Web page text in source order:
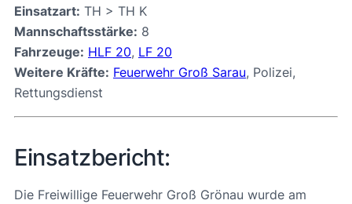
Einsatzart: TH > TH K
Mannschaftsstärke: 8
Fahrzeuge: HLF 20, LF 20
Weitere Kräfte: Feuerwehr Groß Sarau, Polizei,
Rettungsdienst
Einsatzbericht:
Die Freiwillige Feuerwehr Groß Grönau wurde am